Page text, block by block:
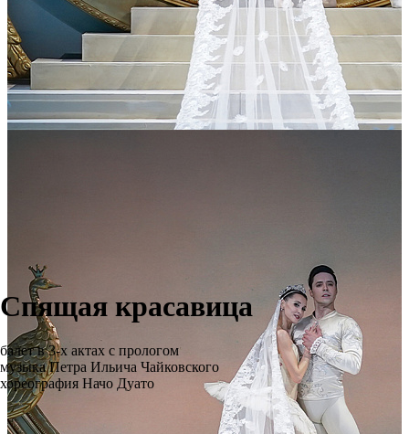
Спящая красавица
балет в 3-х актах с прологом
музыка Петра Ильича Чайковского
хореография Начо Дуато